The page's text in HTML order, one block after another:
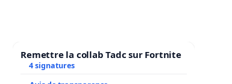
Remettre la collab Tadc sur Fortnite
4 signatures